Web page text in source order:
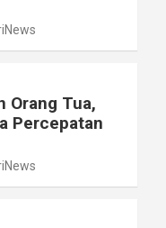
Orang Tua,
Percepatan